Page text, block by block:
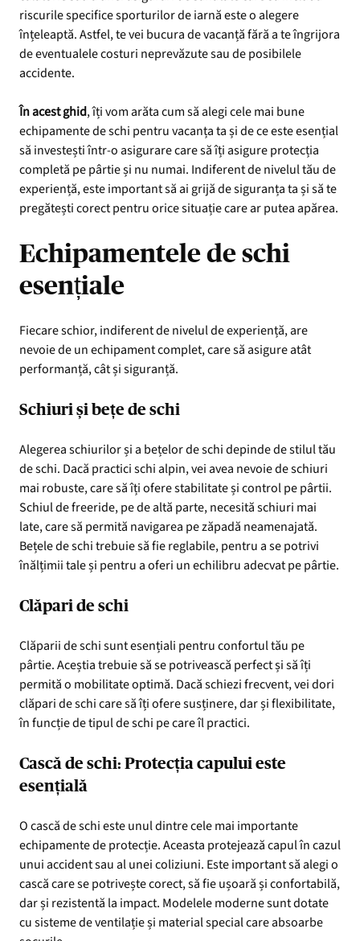
riscurile specifice sporturilor de iarnă este o alegere
înțeleaptă. Astfel, te vei bucura de vacanță fără a te îngrijora
de eventualele costuri neprevăzute sau de posibilele
accidente.
În acest ghid, îți vom arăta cum să alegi cele mai bune
echipamente de schi pentru vacanța ta și de ce este esențial
să investești într-o asigurare care să îți asigure protecția
completă pe pârtie și nu numai. Indiferent de nivelul tău de
experiență, este important să ai grijă de siguranța ta și să te
pregătești corect pentru orice situație care ar putea apărea.
Echipamentele de schi
esențiale
Fiecare schior, indiferent de nivelul de experiență, are
nevoie de un echipament complet, care să asigure atât
performanță, cât și siguranță.
Schiuri și bețe de schi
Alegerea schiurilor și a bețelor de schi depinde de stilul tău
de schi. Dacă practici schi alpin, vei avea nevoie de schiuri
mai robuste, care să îți ofere stabilitate și control pe pârtii.
Schiul de freeride, pe de altă parte, necesită schiuri mai
late, care să permită navigarea pe zăpadă neamenajată.
Bețele de schi trebuie să fie reglabile, pentru a se potrivi
înălțimii tale și pentru a oferi un echilibru adecvat pe pârtie.
Clăpari de schi
Clăparii de schi sunt esențiali pentru confortul tău pe
pârtie. Aceștia trebuie să se potrivească perfect și să îți
permită o mobilitate optimă. Dacă schiezi frecvent, vei dori
clăpari de schi care să îți ofere susținere, dar și flexibilitate,
în funcție de tipul de schi pe care îl practici.
Cască de schi: Protecția capului este
esențială
O cască de schi este unul dintre cele mai importante
echipamente de protecție. Aceasta protejează capul în cazul
unui accident sau al unei coliziuni. Este important să alegi o
cască care se potrivește corect, să fie ușoară și confortabilă,
dar și rezistentă la impact. Modelele moderne sunt dotate
cu sisteme de ventilație și material special care absoarbe